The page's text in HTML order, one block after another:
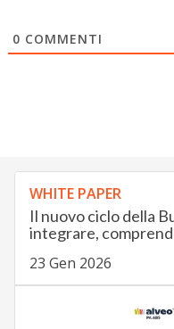
0 COMMENTI
WHITE PAPER
Il nuovo ciclo della
integrare,
23 Gen 2026